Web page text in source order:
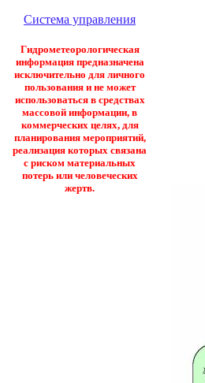
Система управления
Гидрометеорологическая
информация предназначена
исключительно для личного
пользования и не может
использоваться в средствах
массовой информации, в
коммерческих целях, для
планирования мероприятий,
реализация которых связана
с риском материальных
потерь или человеческих
жертв.